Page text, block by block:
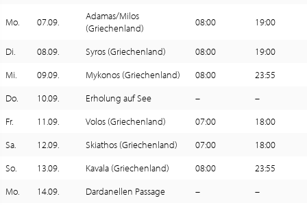
Mo. 07.09.
Adamas/Milos
(Griechenland)
08:00 19:00
Di. 08.09. Syros (Griechenland) 08:00
19:00
Mi.
09.09. Mykonos (Griechenland) 08:00
23:55
Do.
10.09. Erholung auf See –
–
Fr.
11.09. Volos (Griechenland) 07:00
18:00
Sa.
12.09. Skiathos (Griechenland) 07:00
18:00
So.
13.09. Kavala (Griechenland) 08:00
23:55
Mo.
14.09. Dardanellen Passage –
–